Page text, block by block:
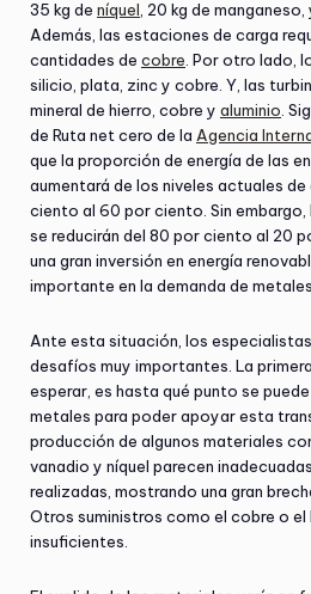
35 kg de níquel , 20 kg de
Además, las estaciones de carga
cantidades de cobre . Por otro lado,
silicio, plata, zinc y cobre. Y, las
mineral de hierro, cobre y aluminio .
de Ruta net cero de la Agencia
que la proporción de energía de las
aumentará de los niveles actuales
ciento al 60 por ciento. Sin
se reducirán del 80 por ciento al 20
una gran inversión en energía
importante en la demanda de metales.
Ante esta situación, los
desafíos muy importantes. La
esperar, es hasta qué punto se
metales para poder apoyar esta
producción de algunos materiales
vanadio y níquel parecen
realizadas, mostrando una gran
Otros suministros como el cobre o
insuficientes.